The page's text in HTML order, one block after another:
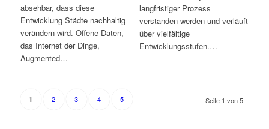
absehbar, dass diese
Entwicklung Städte nachhaltig
verändern wird. Offene Daten,
das Internet der Dinge,
Augmented…
langfristiger Prozess
verstanden werden und verläuft
über vielfältige
Entwicklungsstufen.…
Seite 1 von 5
1 2 3 4 5